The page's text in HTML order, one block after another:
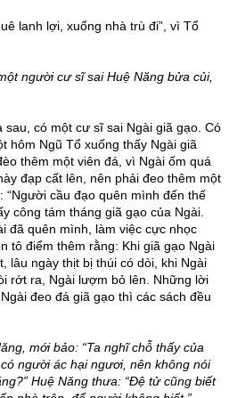
lanh lợi, xuống nhà trù đi”, vì Tổ
người cưsĩ sai Huệ Năng bửa củi,
sau, có một cư sĩ sai Ngài giã gạo. Có
hôm Ngũ Tổ xuống thấy Ngài giã
thêm một viên đá, vì Ngài ốm quá
đạp cất lên, nên phải đeo thêm một
“Người cầu đạo quên mình đến thế
công tám tháng giã gạo của Ngài.
đã quên mình, làm việc cực nhọc
tô điểm thêm rằng: Khi giã gạo Ngài
lâu ngày thịt bị thúi có dòi, khi Ngài
rớt ra, Ngài lượm bỏ lên. Những lời
đeo đá giã gạo thì các sách đều
mới bảo: “Ta nghĩ chỗ thấy của
người ác hại ngươi, nên không nói
Huệ Năng thưa: “Đệ tử cũng biết